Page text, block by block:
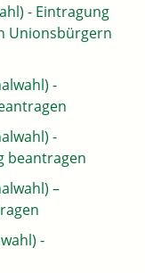
- Eintragung
Unionsbürgern
-
-
beantragen
–
-